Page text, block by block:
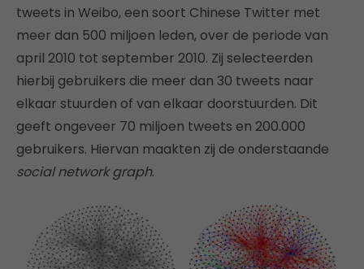
tweets in Weibo, een soort Chinese Twitter met
meer dan 500 miljoen leden, over de periode van
april 2010 tot september 2010. Zij selecteerden
hierbij gebruikers die meer dan 30 tweets naar
elkaar stuurden of van elkaar doorstuurden. Dit
geeft ongeveer 70 miljoen tweets en 200.000
gebruikers. Hiervan maakten zij de onderstaande
social network graph.